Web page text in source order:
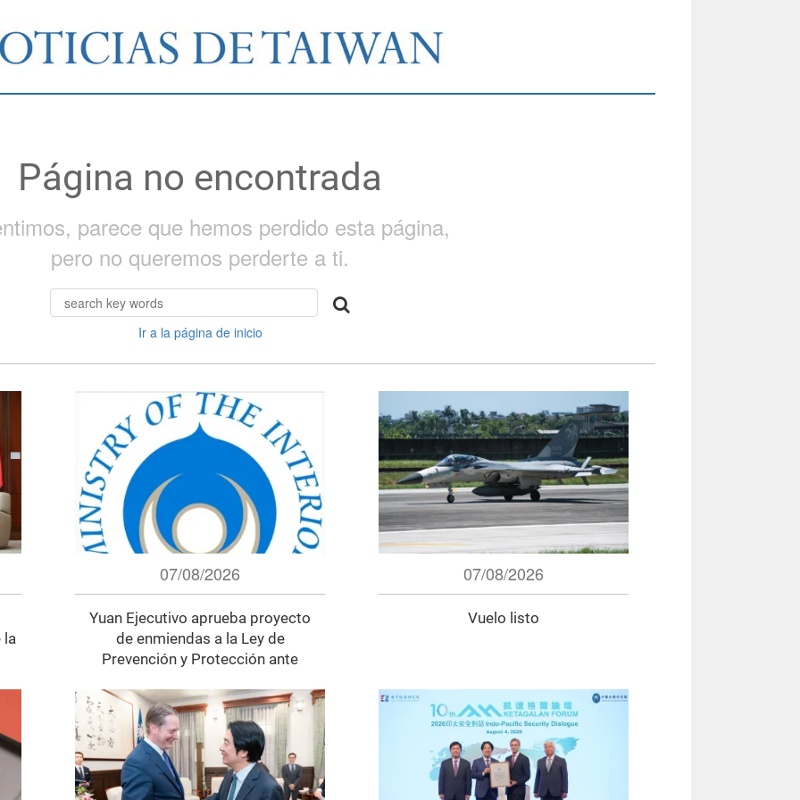
Página no encontrada
parece que hemos perdido esta página,
pero no queremos perderte a ti.
Ir a la página de inicio
la
07/08/2026
Yuan Ejecutivo aprueba proyecto
de enmiendas a la Ley de
Prevención y Protección ante
07/08/2026
Vuelo listo